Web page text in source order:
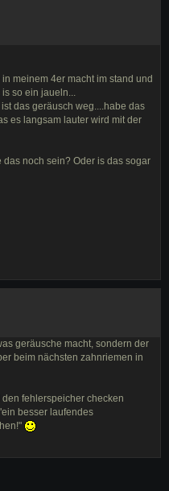
meinem 4er macht im stand und
so ein jaueln...
das geräusch weg....habe das
es langsam lauter wird mit der
noch sein? Oder is das sogar
geräusche macht, sondern der
beim nächsten zahnriemen in
fehlerspeicher checken
besser laufendes